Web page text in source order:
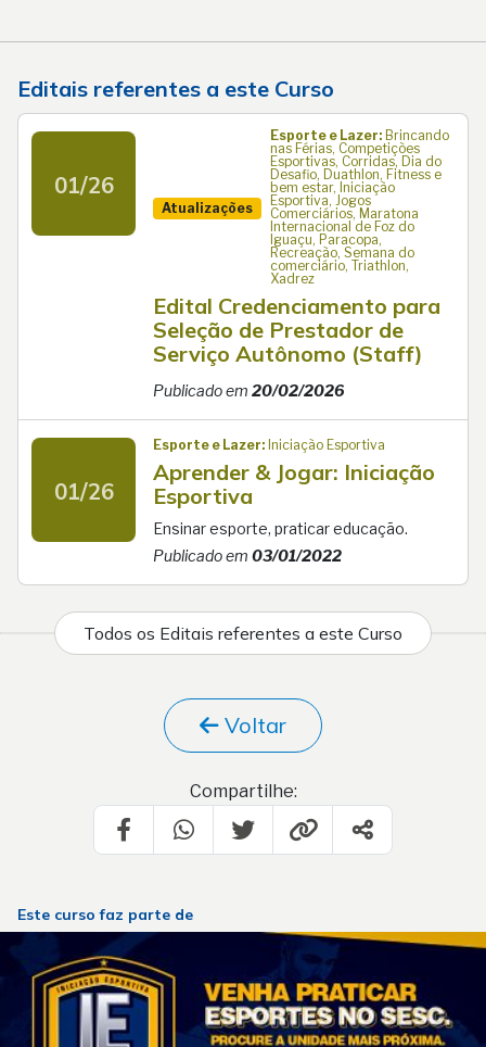
Editais referentes a este Curso
01/26
Atualizações
Esporte e Lazer:Brincando
nas Férias, Competições
Esportivas, Corridas, Dia do
Desafio, Duathlon, Fitness e
bem estar, Iniciação
Esportiva, Jogos
Comerciários, Maratona
Internacional de Foz do
Iguaçu, Paracopa,
Recreação, Semana do
comerciário, Triathlon,
Xadrez
Edital Credenciamento para
Seleção de Prestador de
Serviço Autônomo (Staff)
Publicado em 20/02/2026
01/26
Esporte e Lazer: Iniciação Esportiva
Aprender & Jogar: Iniciação
Esportiva
Ensinar esporte, praticar educação.
Publicado em 03/01/2022
Todos os Editais referentes a este Curso
Voltar
Compartilhe:
Este curso faz parte de